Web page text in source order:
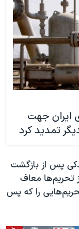
ایران جهت
پس از بازگشت
تحریم‌ها معاف
را که پس